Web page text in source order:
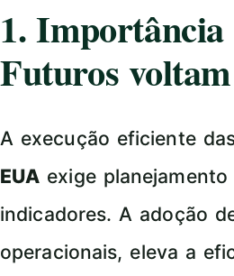
1. Importância
Futuros
A execução eficiente
EUA exige
indicadores. A adoção
operacionais, eleva a